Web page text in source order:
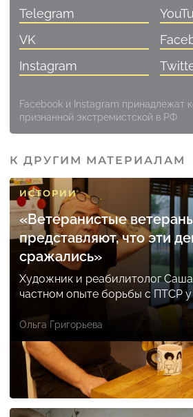
Telegram
VK
Instagram
Facebook и Instagram принадлежат
признанной экстремистской в РФ
К ДРУГИМ МАТЕРИАЛАМ
ИСТОРИИ
«Ветеранистые
представляют, что эти
сражались»
Художник и реабилитолог
частном опыте борьбы с ПТСР
Ольга Григорьева